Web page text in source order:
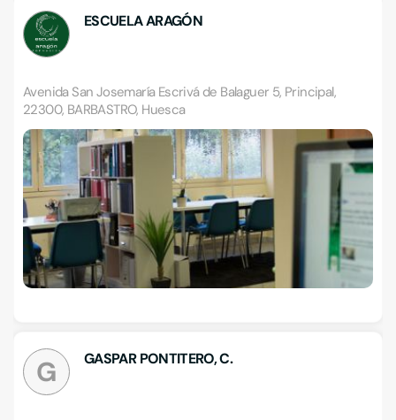
ESCUELA ARAGÓN
Avenida San Josemaría Escrivá de Balaguer 5, Principal,
22300, BARBASTRO, Huesca
G GASPAR PONTITERO, C.